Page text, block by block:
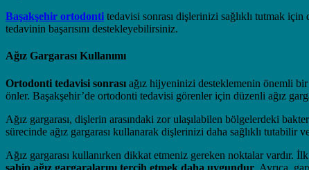
Başakşehir ortodonti tedavisi sonrası dişlerinizi sağlıklı tutmak
tedavinin başarısını destekleyebilirsiniz.
Ağız Gargarası Kullanımı
Ortodonti tedavisi sonrası ağız hijyeninizi desteklemenin önemli
önler. Başakşehir’de ortodonti tedavisi görenler için düzenli ağız
Ağız gargarası, dişlerin arasındaki zor ulaşılabilen bölgelerdeki
sürecinde ağız gargarası kullanarak dişlerinizi daha sağlıklı tutabilir
Ağız gargarası kullanırken dikkat etmeniz gereken noktalar vardır.
sahip ağız gargaralarını tercih etmek daha uygundur. Ayrıca,